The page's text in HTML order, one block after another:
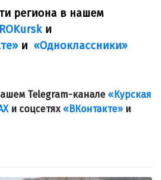
региона в нашем
и
и «Одноклассники»
Telegram-канале «Курская
и соцсетях «ВКонтакте»и